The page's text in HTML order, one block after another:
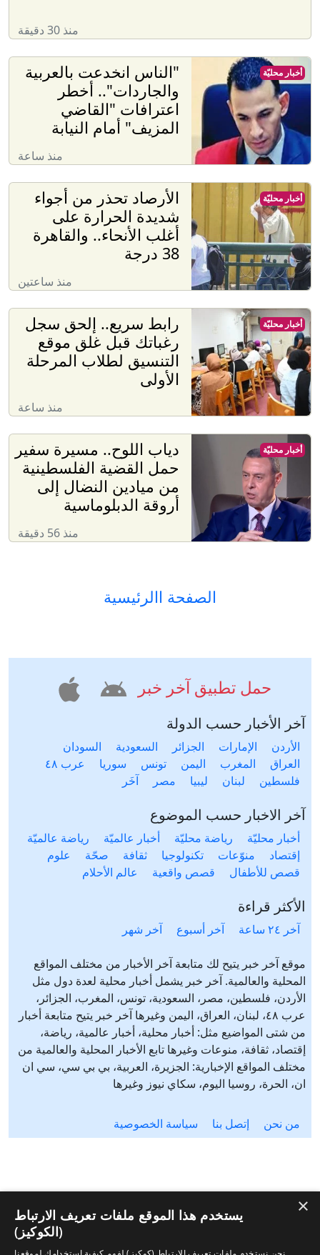
منذ 30 دقيقة
"الناس انخدعت بالعربية
والجاردات".. أخطر
اعترافات "القاضي
المزيف" أمام النيابة
منذ ساعة
أخبار محليّة
الأرصاد تحذر من أجواء
شديدة الحرارة على
أغلب الأنحاء.. والقاهرة
38 درجة
منذ ساعتين
أخبار محليّة
رابط سريع.. إلحق سجل
رغباتك قبل غلق موقع
التنسيق لطلاب المرحلة
الأولى
منذ ساعة
أخبار محليّة
دياب اللوح.. مسيرة سفير
حمل القضية الفلسطينية
من ميادين النضال إلى
أروقة الدبلوماسية
منذ 56 دقيقة
أخبار محليّة
الصفحة االرئيسية
حمل تطبيق آخر خبر
آخر الأخبار حسب الدولة
الأردن الإمارات الجزائر السعودية
السودان
العراق
المغرب اليمن تونس سوريا
عرب ٤٨
فلسطين
لبنان ليبيا مصر آخَر
آخر الاخبار حسب الموضوع
أخبار محليّة رياضة محليّة أخبار عالميّة
رياضة عالميّة
إقتصاد
منوّعات تكنولوجيا ثقافة صحّة
علوم
قصص للأطفال
قصص واقعية عالم الأحلام
الأكثر قراءة
آخر ٢٤ ساعة آخر أسبوع آخر شهر
موقع آخر خبر يتيح لك متابعة آخر الأخبار من مختلف المواقع
المحلية والعالمية. آخر خبر يشمل أخبار محلية لعدة دول مثل
الأردن، فلسطين، مصر، السعودية، تونس، المغرب، الجزائر،
عرب ٤٨، لبنان، العراق، اليمن وغيرها آخر خبر يتيح متابعة أخبار
من شتى المواضيع مثل: أخبار محلية، أخبار عالمية، رياضة،
إقتصاد، ثقافة، منوعات وغيرها تابع الأخبار المحلية والعالمية من
مختلف المواقع الإخبارية: الجزيرة، العربية، بي بي سي، سي ان
ان، الحرة، روسيا اليوم، سكاي نيوز وغيرها
من نحن إتصل بنا سياسة الخصوصية
×
يستخدم هذا الموقع ملفات تعريف الارتباط
(الكوكيز)